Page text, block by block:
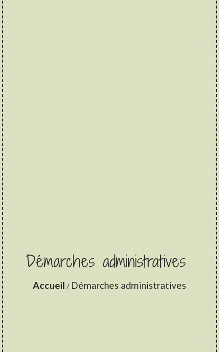
Démarches administratives
Accueil / Démarches administratives